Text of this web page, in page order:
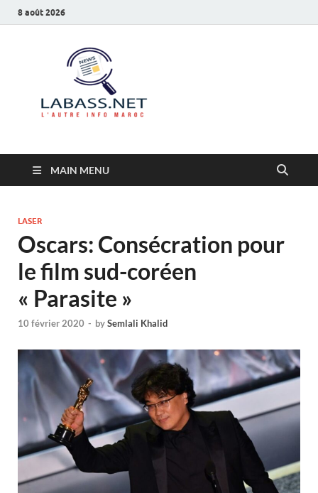
8 août 2026
MAIN MENU
LASER
Oscars: Consécration pour
le film sud-coréen
« Parasite »
10 février 2020 - bySemlali Khalid